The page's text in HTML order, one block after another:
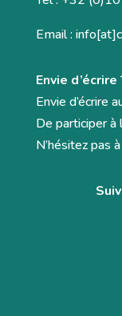
Email :
Envie d’écrire
Envie d’écrire
De participer à
N’hésitez pas à